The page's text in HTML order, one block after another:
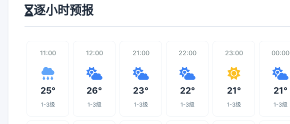
逐小时预报
11:00
25°
1-3级
12:00
26°
1-3级
21:00
23°
1-3级
22:00
22°
1-3级
23:00
21°
1-3级
00:00
21°
1-3级